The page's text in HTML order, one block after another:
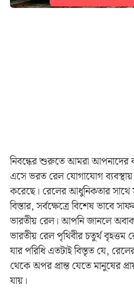
নিবন্ধের শুরুতে আমরা আপনাদের
এসে ভরত রেল যোগাযোগ ব্যবস্থায়
করেছে। রেলের আধুনিকতার সাথে
বিস্তার, সর্বক্ষেত্রে বিশেষ ভাবে
ভারতীয় রেল। আপনি জানলে
ভারতীয় রেল পৃথিবীর চতুর্থ বৃহত্তম
যার পরিধি এতটাই বিস্তৃত যে,
থেকে অপর প্রান্ত যেতে মানুষের
যায়।